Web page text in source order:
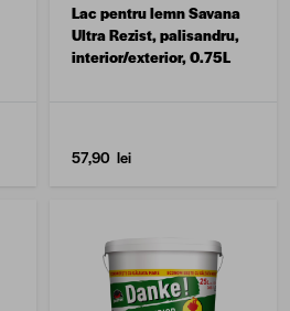
Lac pentru lemn Savana
Ultra Rezist, palisandru,
interior/exterior, 0.75L
57,90 lei